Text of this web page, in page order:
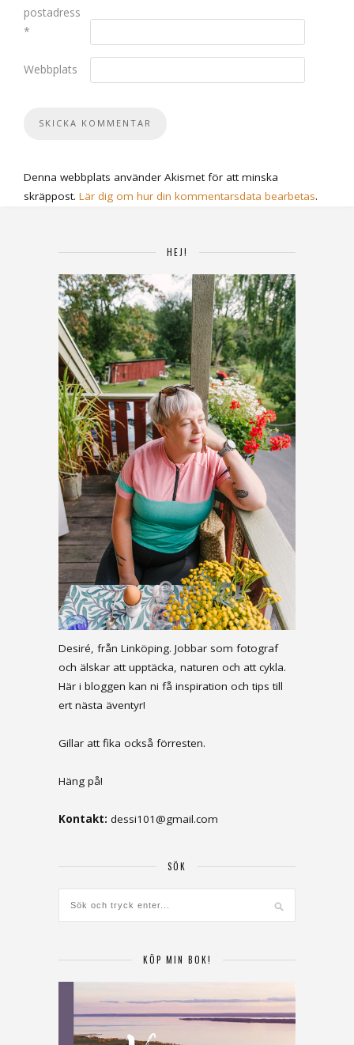
postadress
*
Webbplats
Denna webbplats använder Akismet för att minska
skräppost. Lär dig om hur din kommentarsdata bearbetas.
HEJ!
Desiré, från Linköping. Jobbar som fotograf
och älskar att upptäcka, naturen och att cykla.
Här i bloggen kan ni få inspiration och tips till
ert nästa äventyr!
Gillar att fika också förresten.
Häng på!
Kontakt: dessi101@gmail.com
SÖK
KÖP MIN BOK!